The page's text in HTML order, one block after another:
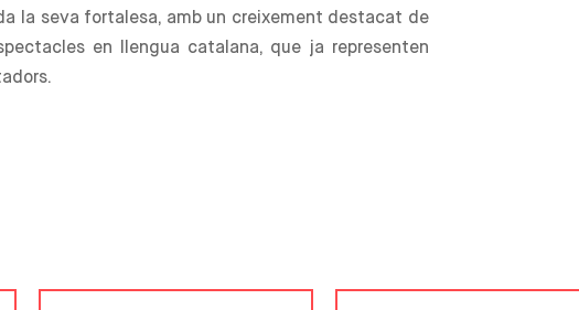
la seva fortalesa, amb un creixement destacat de
en llengua catalana, que ja representen